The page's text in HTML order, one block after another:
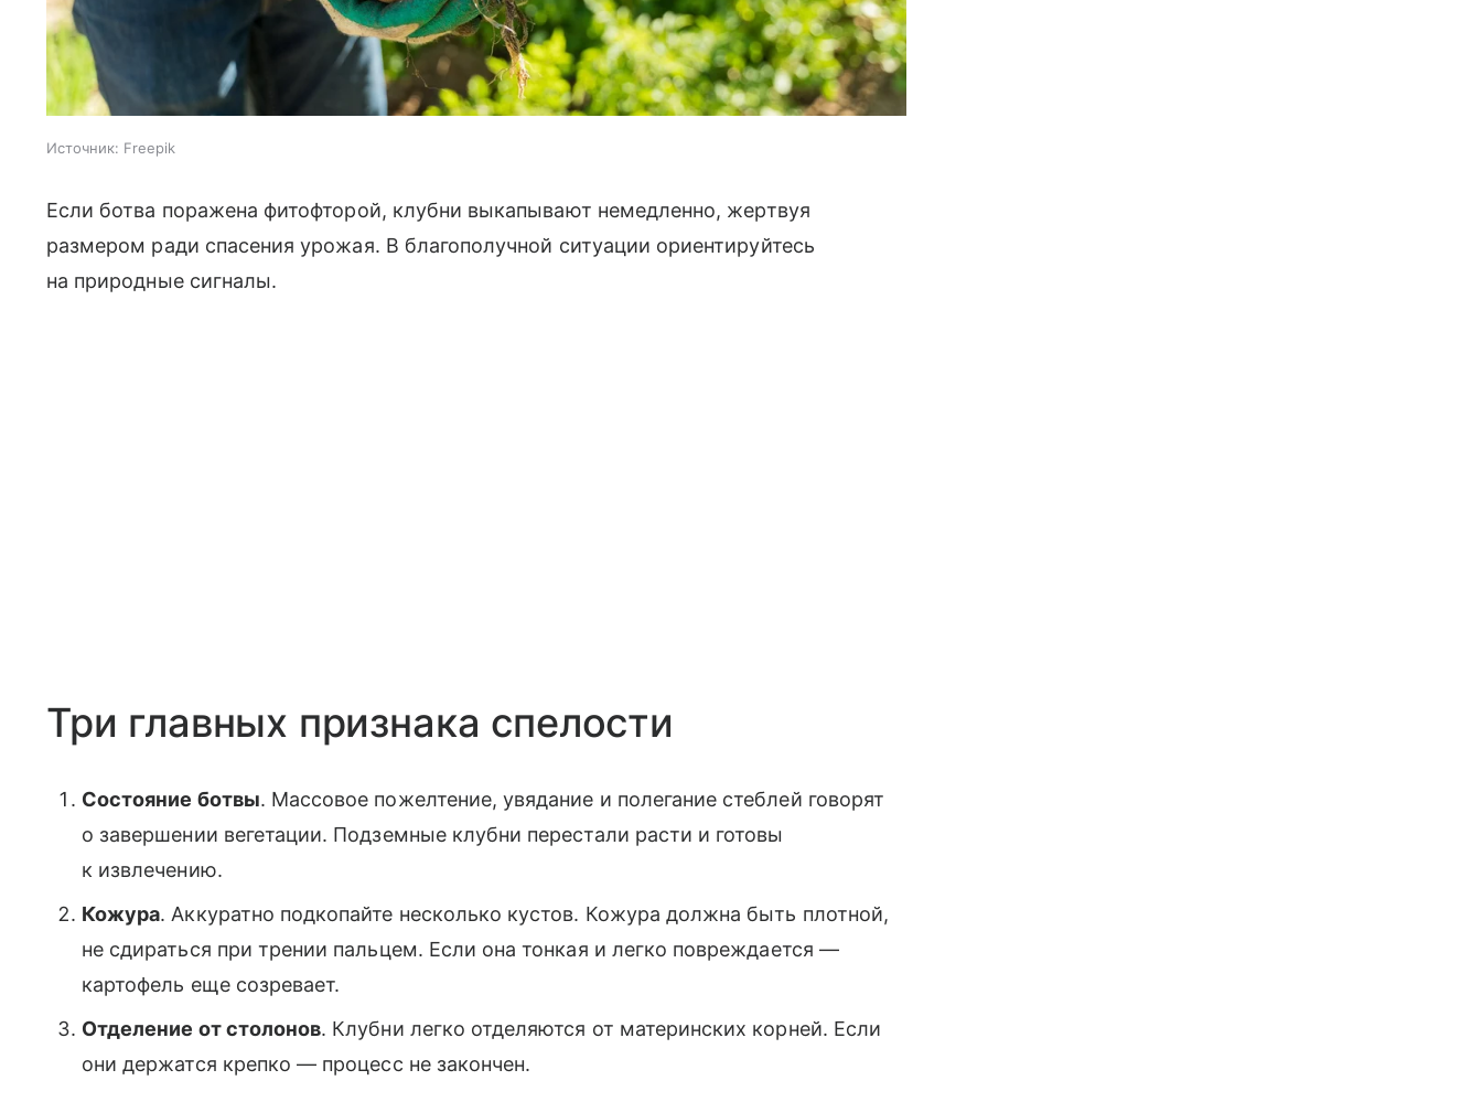
Источник: Freepik
Если ботва поражена фитофторой, клубни выкапывают немедленно, жертвуя
размером ради спасения урожая. В благополучной ситуации ориентируйтесь
на природные сигналы.
Три главных признака спелости
Состояние ботвы. Массовое пожелтение, увядание и полегание стеблей говорят
о завершении вегетации. Подземные клубни перестали расти и готовы
к извлечению.
Кожура. Аккуратно подкопайте несколько кустов. Кожура должна быть плотной,
не сдираться при трении пальцем. Если она тонкая и легко повреждается —
картофель еще созревает.
Отделение от столонов. Клубни легко отделяются от материнских корней. Если
они держатся крепко — процесс не закончен.